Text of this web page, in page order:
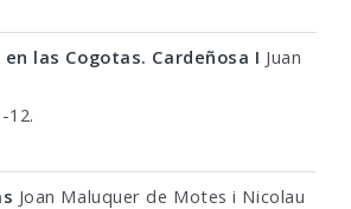
las Cogotas. Cardeñosa I Juan
12.
Joan Maluquer de Motes i Nicolau